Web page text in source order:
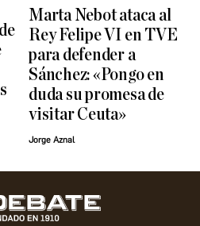
Marta Nebot ataca al
Rey Felipe VI en TVE
para defender a
Sánchez: «Pongo en
duda su promesa de
visitar Ceuta»
Jorge Aznal